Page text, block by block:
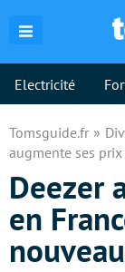
Electricité
Tomsguide.fr
augmente ses
Deezer
en